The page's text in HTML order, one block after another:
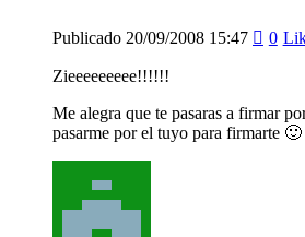
Publicado 20/09/2008 15:47 0
Zieeeeeeeee!!!!!!
Me alegra que te pasaras a firmar
pasarme por el tuyo para firmarte 🙂